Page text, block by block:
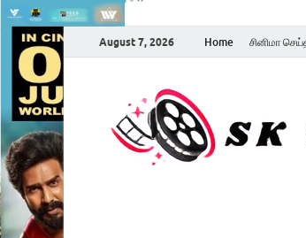
August 7, 2026 Home சினிமா